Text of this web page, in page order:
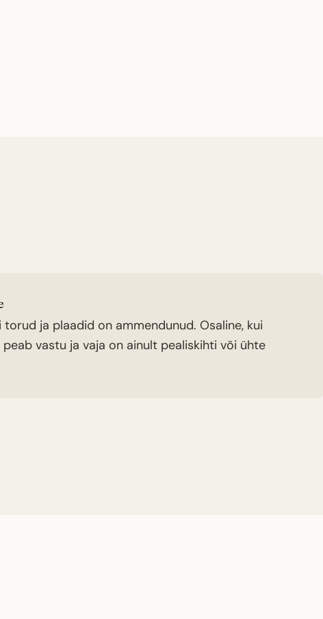
torud ja plaadid on ammendunud. Osaline, kui
vastu ja vaja on ainult pealiskihti või ühte